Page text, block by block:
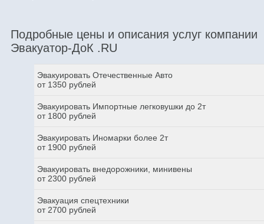
Подробные цены и описания услуг компании
Эвакуатор-ДоК .RU
Эвакуировать Отечественные Авто
от 1350 рублей
Эвакуировать Импортные легковушки до 2т
от 1800 рублей
Эвакуировать Иномарки более 2т
от 1900 рублей
Эвакуировать внедорожники, минивены
от 2300 рублей
Эвакуация спецтехники
от 2700 рублей